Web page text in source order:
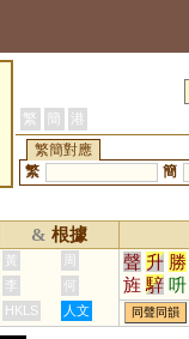
繁 簡 港
繁簡對應
繁
簡
& 根據
黃 周 聲 升 勝
旌 騂 呏
煋 瑆 狌
李
何
HKLS
人文 同聲同韻